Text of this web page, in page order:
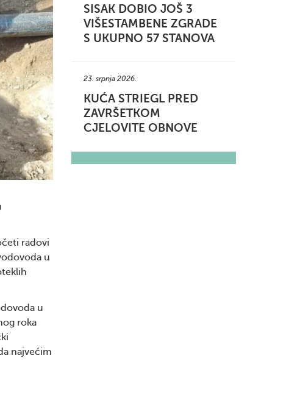
radovi
u
u
roka
najvećim
SISAK DOBIO JOŠ 3
VIŠESTAMBENE ZGRADE
S UKUPNO 57 STANOVA
23. srpnja 2026.
KUĆA STRIEGL PRED
ZAVRŠETKOM
CJELOVITE OBNOVE